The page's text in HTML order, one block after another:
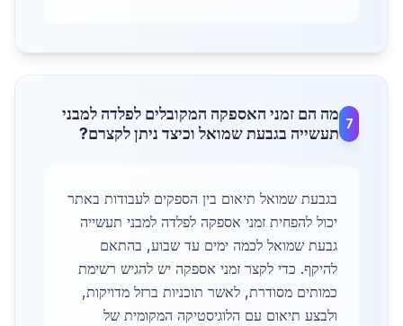
7
מה הם זמני האספקה המקובלים לפלדה למבני
תעשייה בגבעת שמואל וכיצד ניתן לקצרם?
בגבעת שמואל תיאום בין הספקים לעבודות באתר
יכול להפחית זמני אספקה לפלדה למבני תעשייה
גבעת שמואל לכמה ימים עד שבוע, בהתאם
להיקף. כדי לקצר זמני אספקה יש להגיש רשימת
כמותים מסודרת, לאשר תוכניות ברזל מדויקות,
ולבצע תיאום עם הלוגיסטיקה המקומית של